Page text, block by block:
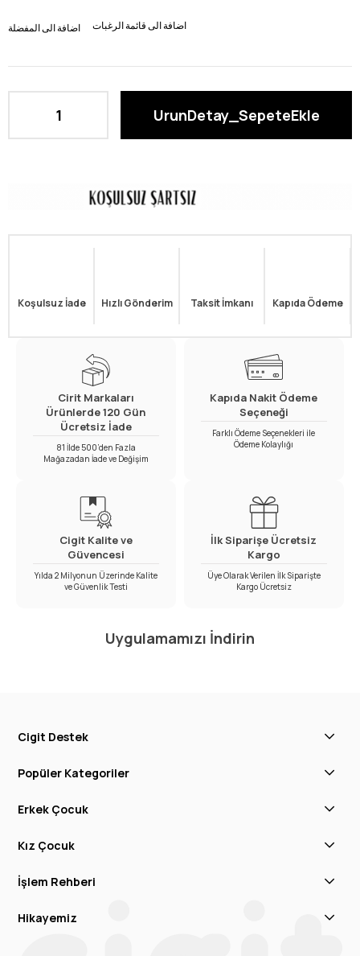
اضافة الى المفضلة اضافة الى قائمة الرغبات
Koşulsuz İade Hızlı Gönderim Taksit İmkanı Kapıda Ödeme
Cirit Markaları
Ürünlerde 120 Gün
Ücretsiz İade
81 İlde 500’den Fazla
Mağazadan İade ve Değişim
Kapıda Nakit Ödeme
Seçeneği
Farklı Ödeme Seçenekleri ile
Ödeme Kolaylığı
Cigit Kalite ve
Güvencesi
Yılda 2 Milyonun Üzerinde Kalite
ve Güvenlik Testi
İlk Siparişe Ücretsiz
Kargo
Üye Olarak Verilen İlk Siparişte
Kargo Ücretsiz
Uygulamamızı İndirin
Cigit Destek
Popüler Kategoriler
Erkek Çocuk
Kız Çocuk
İşlem Rehberi
Hikayemiz